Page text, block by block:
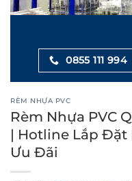
0855 111 994
RÈM NHỰA PVC
Rèm Nhựa PVC
| Hotline Lắp Đặt
Ưu Đãi